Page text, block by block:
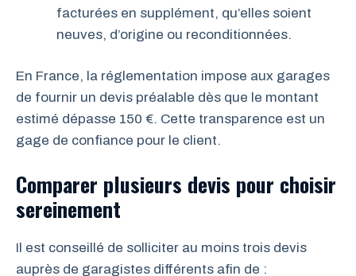
facturées en supplément, qu’elles soient
neuves, d’origine ou reconditionnées.
En France, la réglementation impose aux garages
de fournir un devis préalable dès que le montant
estimé dépasse 150 €. Cette transparence est un
gage de confiance pour le client.
Comparer plusieurs devis pour choisir
sereinement
Il est conseillé de solliciter au moins trois devis
auprès de garagistes différents afin de :